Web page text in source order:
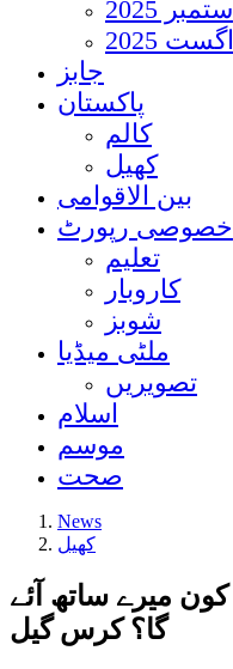
ستمبر 2025
اگست 2025
جابز
پاکستان
کالم
کھیل
بین الاقوامی
خصوصی رپورٹ
تعلیم
کاروبار
شوبز
ملٹی میڈیا
تصویریں
اسلام
موسم
صحت
News
کھیل
میرے ساتھ آئے
گا؟ کرس گیل